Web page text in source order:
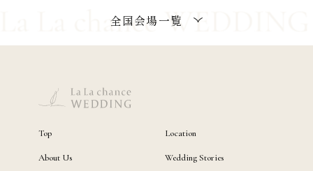
全国会場一覧
Top
About Us
Location
Wedding Stories